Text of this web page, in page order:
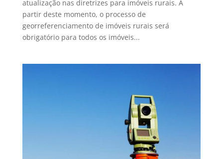
atualização nas diretrizes para imóveis rurais. A
partir deste momento, o processo de
georreferenciamento de imóveis rurais será
obrigatório para todos os imóveis...